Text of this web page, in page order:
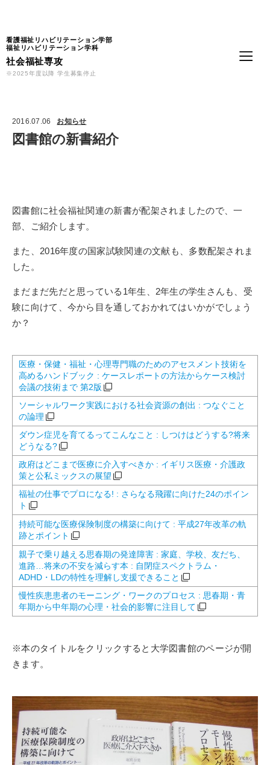
看護福祉リハビリテーション学部
福祉リハビリテーション学科
社会福祉専攻
※2025年度以降 学生募集停止
2016.07.06 お知らせ
図書館の新書紹介
図書館に社会福祉関連の新書が配架されましたので、一
部、ご紹介します。
また、2016年度の国家試験関連の文献も、多数配架されま
した。
まだまだ先だと思っている1年生、2年生の学生さんも、受
験に向けて、今から目を通しておかれてはいかがでしょう
か？
医療・保健・福祉・心理専門職のためのアセスメント技術を
高めるハンドブック : ケースレポートの方法からケース検討
会議の技術まで 第2版
ソーシャルワーク実践における社会資源の創出 : つなぐこと
の論理
ダウン症児を育てるってこんなこと : しつけはどうする?将来
どうなる?
政府はどこまで医療に介入すべきか : イギリス医療・介護政
策と公私ミックスの展望
福祉の仕事でプロになる! : さらなる飛躍に向けた24のポイン
ト
持続可能な医療保険制度の構築に向けて : 平成27年改革の軌
跡とポイント
親子で乗り越える思春期の発達障害 : 家庭、学校、友だち、
進路…将来の不安を減らす本 : 自閉症スペクトラム・
ADHD・LDの特性を理解し支援できること
慢性疾患患者のモーニング・ワークのプロセス : 思春期・青
年期から中年期の心理・社会的影響に注目して
※本のタイトルをクリックすると大学図書館のページが開
きます。